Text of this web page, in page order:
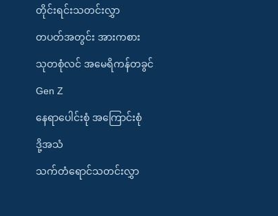
တိုင်းရင်းသတင်းလွှာ
တပတ်အတွင်း အားကစား
သုတစုံလင် အမေရိကန်တခွင်
Gen Z
နေရာပေါင်းစုံ အကြောင်းစုံ
ဒို့အသံ
သက်တံရောင်သတင်းလွှာ